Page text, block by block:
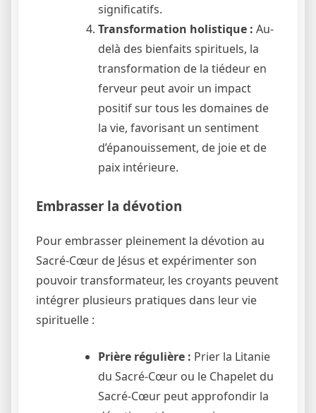
significatifs.
Transformation holistique : Au-
delà des bienfaits spirituels, la
transformation de la tiédeur en
ferveur peut avoir un impact
positif sur tous les domaines de
la vie, favorisant un sentiment
d’épanouissement, de joie et de
paix intérieure.
Embrasser la dévotion
Pour embrasser pleinement la dévotion au
Sacré-Cœur de Jésus et expérimenter son
pouvoir transformateur, les croyants peuvent
intégrer plusieurs pratiques dans leur vie
spirituelle :
Prière régulière : Prier la Litanie
du Sacré-Cœur ou le Chapelet du
Sacré-Cœur peut approfondir la